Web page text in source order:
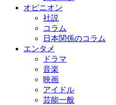
オピニオン
社説
コラム
日本関係のコラム
エンタメ
ドラマ
音楽
映画
アイドル
芸能一般